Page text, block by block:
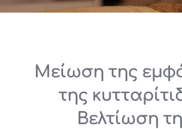
Μείωση της
της
Βελτίωση